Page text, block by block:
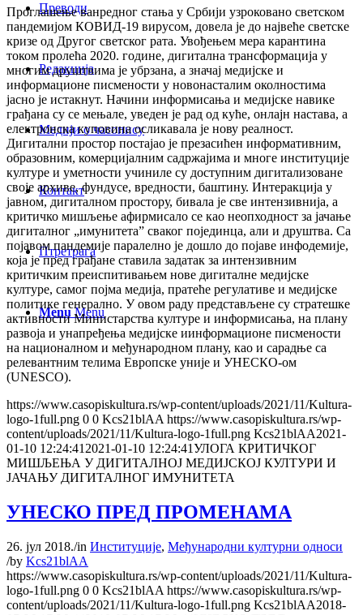
Преводи
Редакција
Медији о часопису
Контакт
Птретрага
Menu Menu
Проглашење ванредног стања у Србији узроковано светском
пандемијом КОВИД-19 вирусом, довела је до највеће светске
кризе од Другог светског рата. Увођењем мера карантина
током пролећа 2020. године, дигитална трансформација у
многим друштвима је убрзана, а значај медијске и
информационе писмености у новонасталим околностима
јасно је истакнут. Начини информисања и медијске навике
грађана су се мењале, уведен је рад од куће, онлајн настава, а
електронска куповина осликавала је нову реалност.
Дигитални простор постајао је презасићен информативним,
образовним, комерцијалним садржајима и многе институције
културе и уметности учиниле су доступним дигитализоване
своје архиве, фундусе, вредности, баштину. Интеракција у
јавном, дигиталном простору, бивала је све интензивнија, а
критичко мишљење афирмисало се као неопходност за јачање
дигиталног „имунитета” сваког појединца, али и друштва. Са
појавом пандемије паралелно је дошло до појаве инфодемије,
која је пред грађане ставила задатак за интензивним
критичким преиспитивањем нове дигиталне медијске
културе, самог појма медија, пратеће регулативе и медијске
политике генерално. У овом раду представљене су стратешке
активности Министарства културе и информисања, на плану
развоја и унапређења медијске иинформационе писмености
на националном и међународном плану, као и сарадње са
релевантним телима Европске уније и УНЕСКО-ом
(UNESCO).
https://www.casopiskultura.rs/wp-content/uploads/2021/11/Kultura-
logo-1full.png 0 0 Kcs21blAA https://www.casopiskultura.rs/wp-
content/uploads/2021/11/Kultura-logo-1full.png Kcs21blAA2021-
01-10 12:24:412021-01-10 12:24:41УЛОГА КРИТИЧКОГ
МИШЉЕЊА У ДИГИТАЛНОЈ МЕДИЈСКОЈ КУЛТУРИ И
ЈАЧАЊУ ДИГИТАЛНОГ ИМУНИТЕТА
УНЕСКО ПРЕД ПРОМЕНАМА
26. јул 2018./in Институције, Међународни културни односи
/by Kcs21blAA
https://www.casopiskultura.rs/wp-content/uploads/2021/11/Kultura-
logo-1full.png 0 0 Kcs21blAA https://www.casopiskultura.rs/wp-
content/uploads/2021/11/Kultura-logo-1full.png Kcs21blAA2018-